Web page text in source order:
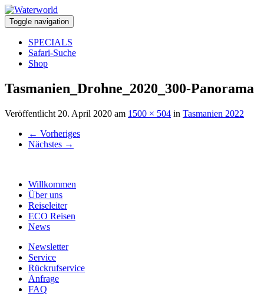
Toggle navigation
SPECIALS
Safari-Suche
Shop
Tasmanien_Drohne_2020_300-Panorama
Veröffentlicht 20. April 2020 am 1500 × 504 in Tasmanien 2022
← Vorheriges
Nächstes →
Willkommen
Über uns
Reiseleiter
ECO Reisen
News
Newsletter
Service
Rückrufservice
Anfrage
FAQ